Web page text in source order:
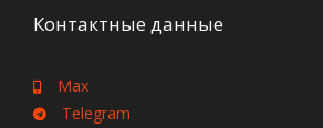
Контактные данные
Max
Telegram